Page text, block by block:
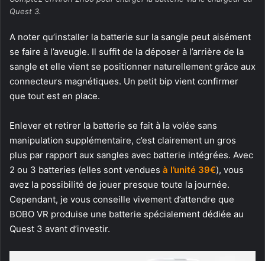
Quest 3.
A noter qu’installer la batterie sur la sangle peut aisément
se faire à l’aveugle. Il suffit de la déposer à l’arrière de la
sangle et elle vient se positionner naturellement grâce aux
connecteurs magnétiques. Un petit bip vient confirmer
que tout est en place.
Enlever et retirer la batterie se fait à la volée sans
manipulation supplémentaire, c’est clairement un gros
plus par rapport aux sangles avec batterie intégrées. Avec
2 ou 3 batteries (elles sont vendues à l’unité 39€), vous
avez la possibilité de jouer presque toute la journée.
Cependant, je vous conseille vivement d’attendre que
BOBO VR produise une batterie spécialement dédiée au
Quest 3 avant d’investir.